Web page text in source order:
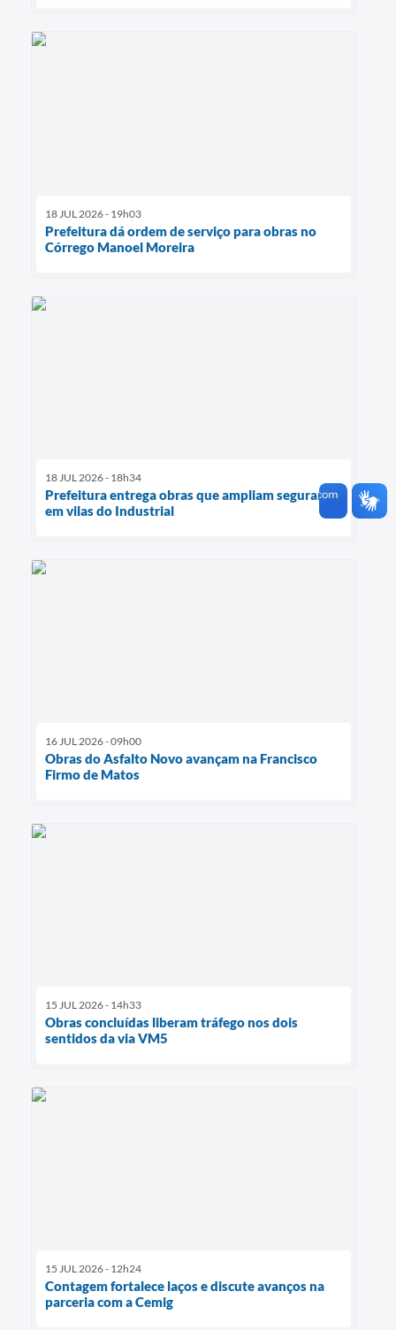
18 JUL 2026 - 19h03
Prefeitura dá ordem de serviço para obras no
Córrego Manoel Moreira
18 JUL 2026 - 18h34
Prefeitura entrega obras que ampliam segurança
em vilas do Industrial
16 JUL 2026 - 09h00
Obras do Asfalto Novo avançam na Francisco
Firmo de Matos
15 JUL 2026 - 14h33
Obras concluídas liberam tráfego nos dois
sentidos da via VM5
15 JUL 2026 - 12h24
Contagem fortalece laços e discute avanços na
parceria com a Cemig